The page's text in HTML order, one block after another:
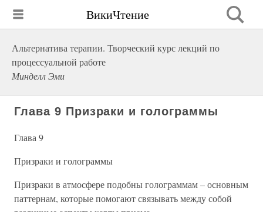
ВикиЧтение
Альтернатива терапии. Творческий курс лекций по
процессуальной работе
Минделл Эми
Глава 9 Призраки и голограммы
Глава 9
Призраки и голограммы
Призраки в атмосфере подобны голограммам – основным
паттернам, которые помогают связывать между собой